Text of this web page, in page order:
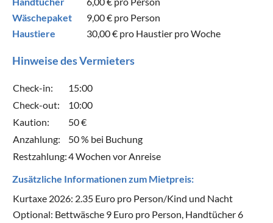
Wäschepaket
9,00 € pro Person
Haustiere
30,00 € pro Haustier pro Woche
Hinweise des Vermieters
Check-in:
15:00
Check-out:
10:00
Kaution:
50 €
Anzahlung:
50 % bei Buchung
Restzahlung:4 Wochen vor Anreise
Zusätzliche Informationen zum Mietpreis:
Kurtaxe 2026: 2.35 Euro pro Person/Kind und Nacht
Optional: Bettwäsche 9 Euro pro Person, Handtücher 6